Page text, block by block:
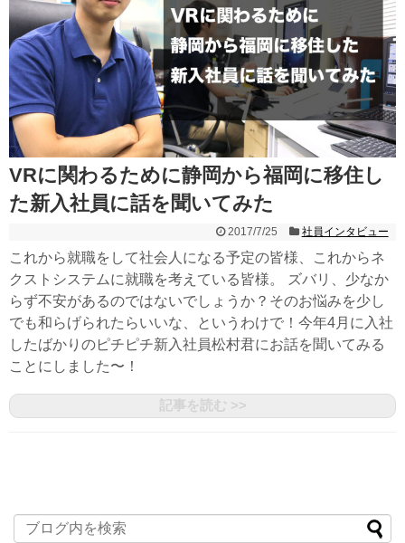
VRに関わるために静岡から福岡に移住し
た新入社員に話を聞いてみた
2017/7/25 社員インタビュー
これから就職をして社会人になる予定の皆様、これからネ
クストシステムに就職を考えている皆様。 ズバリ、少なか
らず不安があるのではないでしょうか？そのお悩みを少し
でも和らげられたらいいな、というわけで！今年4月に入社
したばかりのピチピチ新入社員松村君にお話を聞いてみる
ことにしました〜！
記事を読む >>